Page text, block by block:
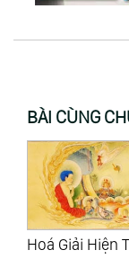
BÀI CÙNG
Sử Dụng Thể